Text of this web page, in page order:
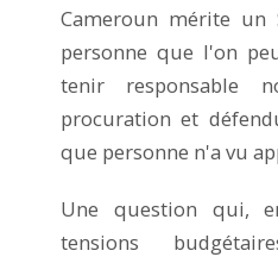
Cameroun mérite
personne que l'on
tenir responsable
procuration et
que personne n'a vu
Une question qui,
tensions